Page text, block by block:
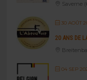
Saverne
30 AOÛT
20 ANS DE
04 SEP